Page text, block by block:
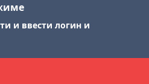
и ввести логин и